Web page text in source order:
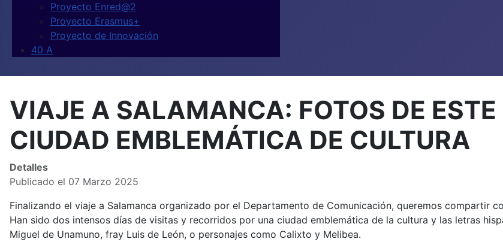
Proyecto Enred@2
Proyecto Erasmus+
Proyecto de Innovación
40 A
VIAJE A SALAMANCA: FOTOS DE
CIUDAD EMBLEMÁTICA DE CULTURA
Detalles
Publicado el 07 Marzo 2025
Finalizando el viaje a Salamanca organizado por el Departamento de Comunicación, queremos compartir
Han sido dos intensos días de visitas y recorridos por una ciudad emblemática de la cultura y las letras
Miguel de Unamuno, fray Luis de León, o personajes como Calixto y Melibea.